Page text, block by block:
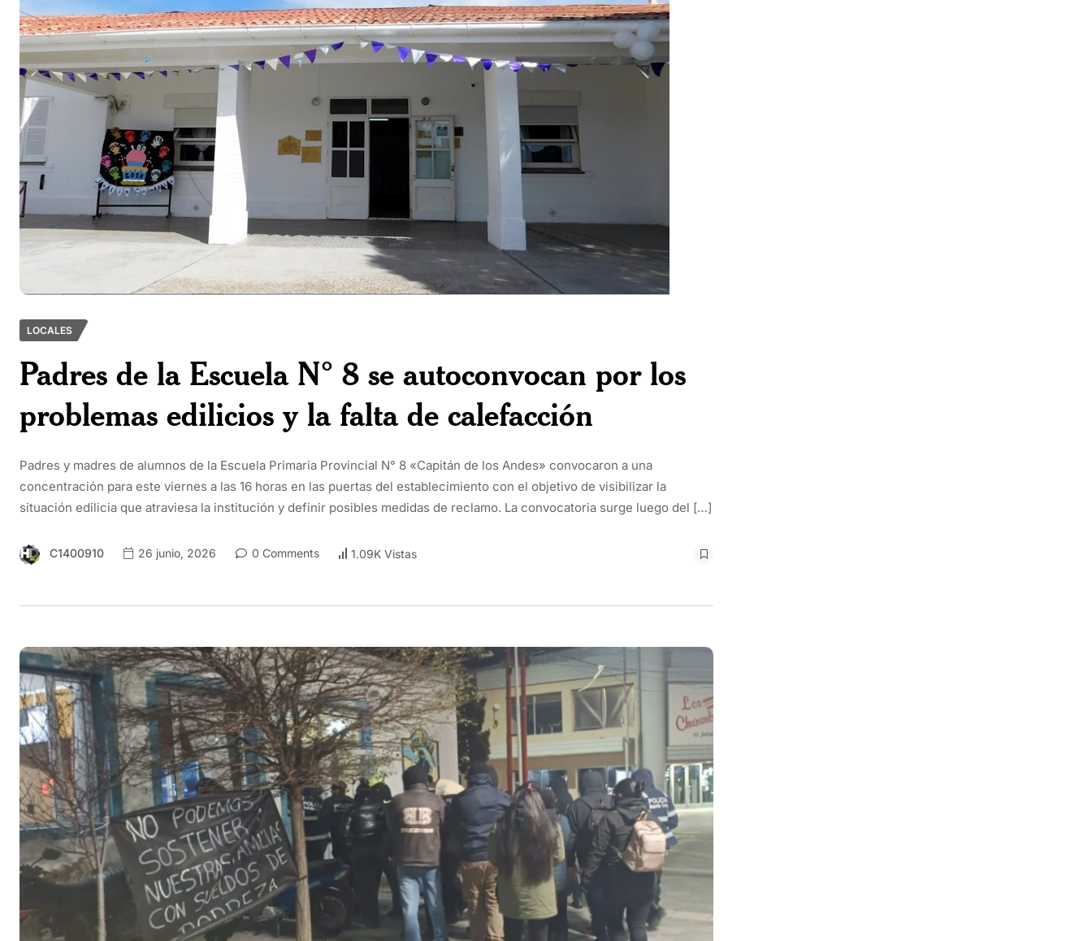
LOCALES
Padres de la Escuela N° 8 se autoconvocan por los
problemas edilicios y la falta de calefacción
Padres y madres de alumnos de la Escuela Primaria Provincial N° 8 «Capitán de los Andes» convocaron a una
concentración para este viernes a las 16 horas en las puertas del establecimiento con el objetivo de visibilizar la
situación edilicia que atraviesa la institución y definir posibles medidas de reclamo. La convocatoria surge luego del […]
C1400910 26 junio, 2026 0 Comments 1.09K Vistas